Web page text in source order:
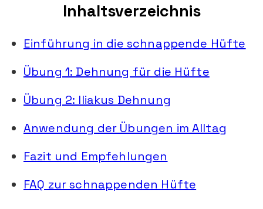
Inhaltsverzeichnis
Einführung in die schnappende Hüfte
Übung 1: Dehnung für die Hüfte
Übung 2: Iliakus Dehnung
Anwendung der Übungen im Alltag
Fazit und Empfehlungen
FAQ zur schnappenden Hüfte